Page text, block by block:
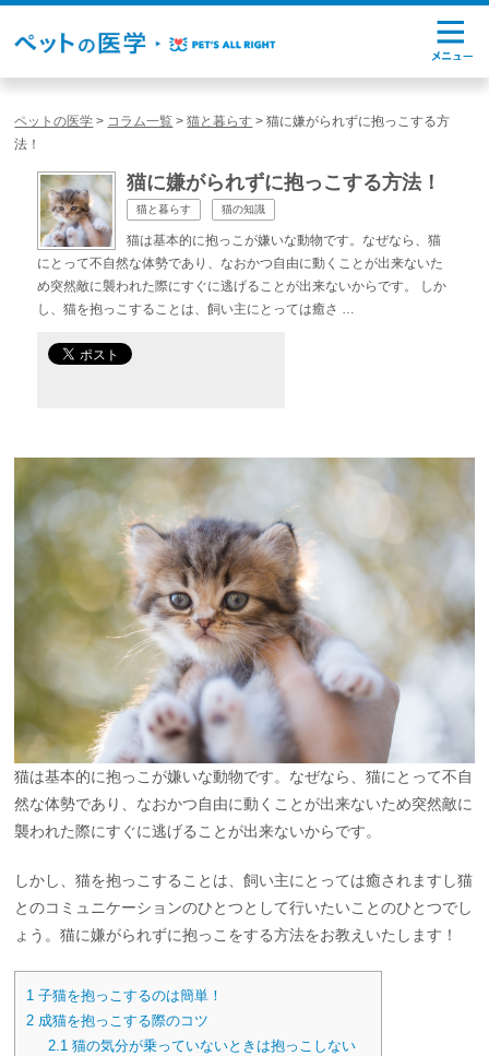
ペットの医学 > コラム一覧 >猫と暮らす >猫に嫌がられずに抱っこする方
法！
猫に嫌がられずに抱っこする方法！
猫と暮らす 猫の知識
猫は基本的に抱っこが嫌いな動物です。なぜなら、猫
にとって不自然な体勢であり、なおかつ自由に動くことが出来ないた
め突然敵に襲われた際にすぐに逃げることが出来ないからです。 しか
し、猫を抱っこすることは、飼い主にとっては癒さ …
猫は基本的に抱っこが嫌いな動物です。なぜなら、猫にとって不自
然な体勢であり、なおかつ自由に動くことが出来ないため突然敵に
襲われた際にすぐに逃げることが出来ないからです。
しかし、猫を抱っこすることは、飼い主にとっては癒されますし猫
とのコミュニケーションのひとつとして行いたいことのひとつでし
ょう。猫に嫌がられずに抱っこをする方法をお教えいたします！
1 子猫を抱っこするのは簡単！
2 成猫を抱っこする際のコツ
2.1 猫の気分が乗っていないときは抱っこしない